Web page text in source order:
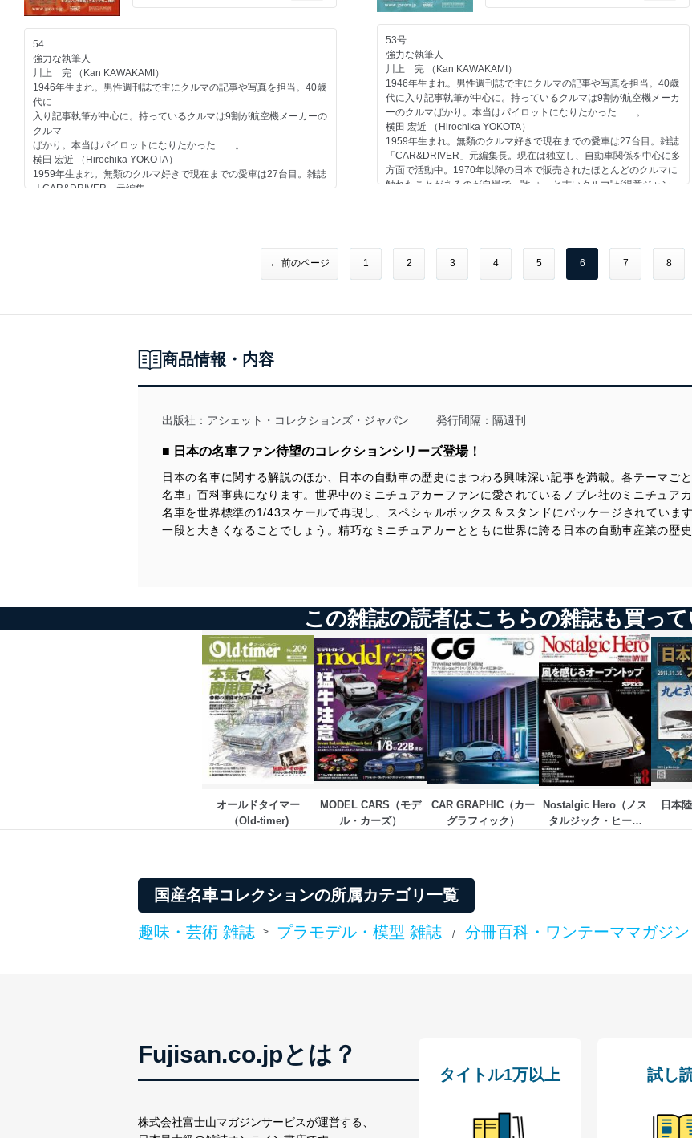
日産
エンジン 日産エンジン＜ストーリー01＞第一回
ホンダ
一般モデル ドマーニ／1992
その他のメーカー
いすゞ ファーゴ／1980
スズキ エスクード／1988
自動車業界
日本車輸出の歴史-1／日産＜1941-1973＞
今号のメイントピック
トヨタ
エンジン トヨタエンジン＜ストーリー01＞第一回
日産
一般モデル スタンザFX／1981
スバル
一般モデル レオーネ／1979
その他のメーカー
ダイハツ フェローMAX HT／1971
自動車業界
首都高速の歴史-3 横浜ベイブリッジ
54
強力な執筆人
川上 完 （Kan KAWAKAMI）
1946年生まれ。男性週刊誌で主にクルマの記事や写真を担当。40歳
代に
入り記事執筆が中心に。持っているクルマは9割が航空機メーカーの
クルマ
ばかり。本当はパイロットになりたかった……。
横田 宏近 （Hirochika YOKOTA）
1959年生まれ。無類のクルマ好きで現在までの愛車は27台目。雑誌
「CAR&DRIVER」元編集
降の日本で販売されたほ
ター、1974年型ヤマハTY80。趣味はジャンク屋巡り。
立。F1グランプリを全戦カバーするなど、海外取材経験
一般モデル 日産 ローレル／1968 （折り込みページ付き）
53号
強力な執筆人
川上 完 （Kan KAWAKAMI）
1946年生まれ。男性週刊誌で主にクルマの記事や写真を担当。40歳
代に入り記事執筆が中心に。持っているクルマは9割が航空機メーカ
ーのクルマばかり。本当はパイロットになりたかった……。
横田 宏近 （Hirochika YOKOTA）
1959年生まれ。無類のクルマ好きで現在までの愛車は27台目。雑誌
「CAR&DRIVER」元編集長。現在は独立し、自動車関係を中心に多
方面で活動中。1970年以降の日本で販売されたほとんどのクルマに
触れたことがあるのが自慢で、"ちょっと古いクルマ"が得意ジャン
大貫 直次郎 （Naojiro ONUKI）
911カレラ、1989年型ハーレーダビッドソン・スポーツスター、
コンテンツ
マツダ
その他のメーカー
自動車業界
アワード 日本カーオブザイヤーの歴史-3第三期／1990-1992
今号のメイントピック
いすゞ ベレル／1962 （折り込みページ付き）
※付属するミニカーはいすゞ ベレル2000デラックス（1963年）を
元に製作されています。
← 前のページ 1 2 3 4 5 6 7 8
商品情報・内容
出版社： アシェット・コレクションズ・ジャパン 発行間隔：隔週刊
■ 日本の名車ファン待望のコレクションシリーズ登場！
日本の名車に関する解説のほか、日本の自動車の歴史にまつわる興味深い記事を満載。各テーマご
名車」百科事典になります。世界中のミニチュアカーファンに愛されているノブレ社のミニチュア
名車を世界標準の1/43スケールで再現し、スペシャルボックス＆スタンドにパッケージされていま
一段と大きくなることでしょう。精巧なミニチュアカーとともに世界に誇る日本の自動車産業の歴史
この雑誌の読者はこちらの雑誌も買って
オールドタイマー
（Old-timer)
MODEL CARS（モデ
ル・カーズ）
CAR GRAPHIC（カー
グラフィック）
Nostalgic Hero（ノス
タルジック・ヒーロ
日本
国産名車コレクションの所属カテゴリ一覧
趣味・芸術 雑誌 > プラモデル・模型 雑誌 / 分冊百科・ワンテーママガジン
Fujisan.co.jpとは？
株式会社富士山マガジンサービスが運営する、
タイトル1万以上 試し